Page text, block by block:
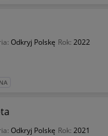
Odkryj Polskę Rok: 2022
Odkryj Polskę Rok: 2021